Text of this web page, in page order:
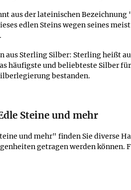
aus der lateinischen
edlen Steins wegen seines
aus Sterling Silber: Sterling heißt
häufigste und beliebteste Silber
bestanden.
Steine und mehr
und mehr" finden Sie diverse
getragen werden